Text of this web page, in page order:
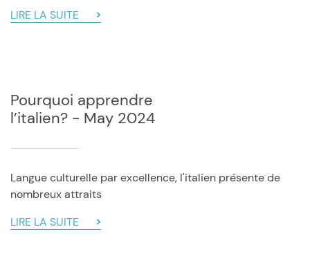
LIRE LA SUITE
Pourquoi apprendre
l’italien? - May 2024
Langue culturelle par excellence, l'italien présente de
nombreux attraits
LIRE LA SUITE